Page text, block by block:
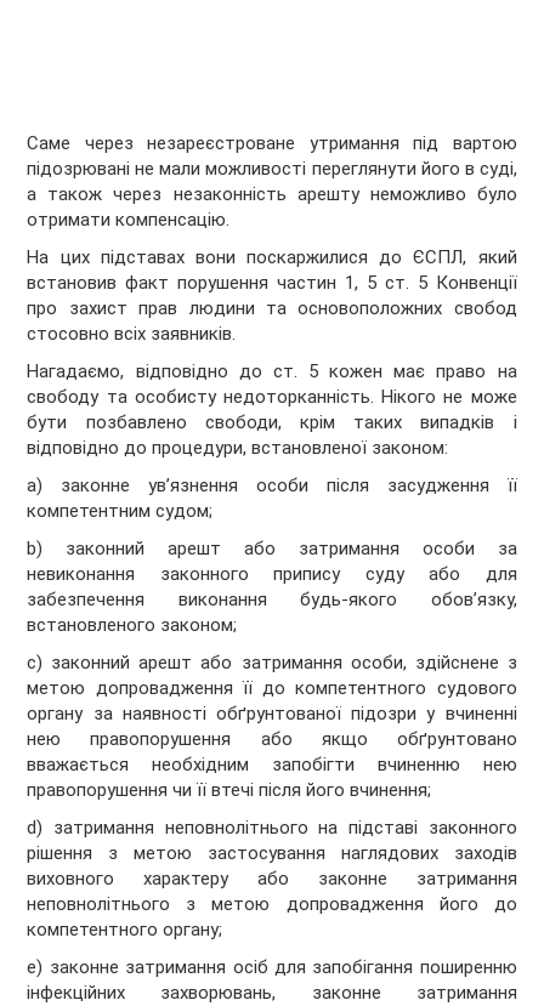
Саме через незареєстроване утримання під вартою
підозрювані не мали можливості переглянути його в суді,
а також через незаконність арешту неможливо було
отримати компенсацію.
На цих підставах вони поскаржилися до ЄСПЛ, який
встановив факт порушення частин 1, 5 ст. 5 Конвенції
про захист прав людини та основоположних свобод
стосовно всіх заявників.
Нагадаємо, відповідно до ст. 5 кожен має право на
свободу та особисту недоторканність. Нікого не може
бути позбавлено свободи, крім таких випадків і
відповідно до процедури, встановленої законом:
a) законне ув’язнення особи після засудження її
компетентним судом;
b) законний арешт або затримання особи за
невиконання законного припису суду або для
забезпечення виконання будь-якого обов’язку,
встановленого законом;
c) законний арешт або затримання особи, здійснене з
метою допровадження її до компетентного судового
органу за наявності обґрунтованої підозри у вчиненні
нею правопорушення або якщо обґрунтовано
вважається необхідним запобігти вчиненню нею
правопорушення чи її втечі після його вчинення;
d) затримання неповнолітнього на підставі законного
рішення з метою застосування наглядових заходів
виховного характеру або законне затримання
неповнолітнього з метою допровадження його до
компетентного органу;
e) законне затримання осіб для запобігання поширенню
інфекційних захворювань, законне затримання